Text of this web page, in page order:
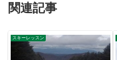
関連記事
スキーレッスン